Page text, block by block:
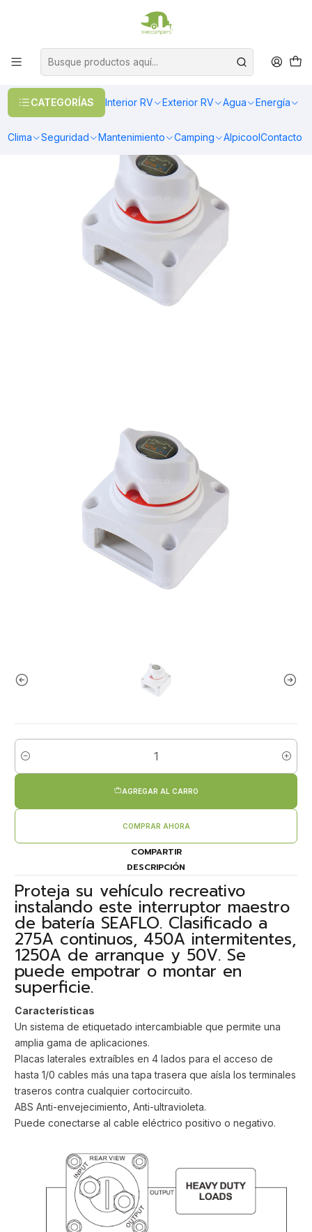
CATEGORÍAS Interior RV Exterior RV Agua Energía
Clima Seguridad Mantenimiento Camping AlpicoolContacto
OFERTAS EN CALEFACCIÓN DIESEL
Cantidad
AGREGAR AL CARRO
COMPRAR AHORA
COMPARTIR
DESCRIPCIÓN
Proteja su vehículo recreativo
instalando este interruptor maestro
de batería SEAFLO. Clasificado a
275A continuos, 450A intermitentes,
1250A de arranque y 50V. Se
puede empotrar o montar en
superficie.
Características
Un sistema de etiquetado intercambiable que permite una
amplia gama de aplicaciones.
Placas laterales extraíbles en 4 lados para el acceso de
hasta 1/0 cables más una tapa trasera que aísla los terminales
traseros contra cualquier cortocircuito.
ABS Anti-envejecimiento, Anti-ultravioleta.
Puede conectarse al cable eléctrico positivo o negativo.